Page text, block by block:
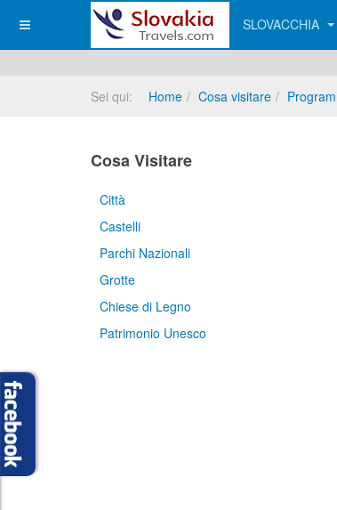
SLOVACCHIA
Sei qui: Home Cosa visitare
Cosa Visitare
Città
Castelli
Parchi Nazionali
Grotte
Chiese di Legno
Patrimonio Unesco